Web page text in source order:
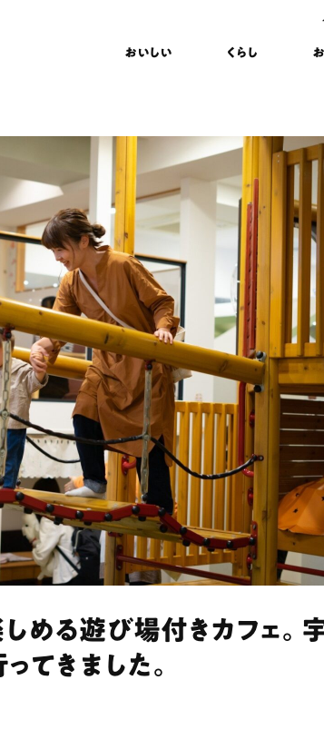
おいしい くらし
める遊び場付きカフェ。
てきました。